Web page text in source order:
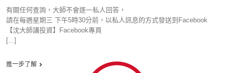
有關任何查詢，大師不會逐一私人回答，
請在每週星期三 下午5時30分前，以私人訊息的方式發送到Facebook
【沈大師講投資】Facebook專頁
[...]
進一步了解